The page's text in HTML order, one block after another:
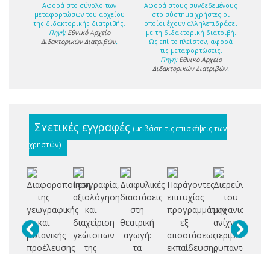
Αφορά στο σύνολο των
μεταφορτώσων του αρχείου
της διδακτορικής διατριβής.
Πηγή: Εθνικό Αρχείο
Διδακτορικών Διατριβών.
Αφορά στους συνδεδεμένους
στο σύστημα χρήστες οι
οποίοι έχουν αλληλεπιδράσει
με τη διδακτορική διατριβή.
Ως επί το πλείστον, αφορά
τις μεταφορτώσεις.
Πηγή: Εθνικό Αρχείο
Διδακτορικών Διατριβών.
Σχετικές εγγραφές (με βάση τις επισκέψεις των
χρηστών)
Διαφοροποίηση
της
γεωγραφικής
και
βοτανικής
προέλευσης
Γεωγραφία,
αξιολόγηση
και
διαχείριση
γεώτοπων
της
Διαφυλικές
διαστάσεις
στη
θεατρική
αγωγή:
τα
Παράγοντες
επιτυχίας
προγραμμάτων
εξ
αποστάσεως
εκπαίδευσης
Διερεύνηση
του
μηχανισμού
ανίχνευσης
ρυπαντών